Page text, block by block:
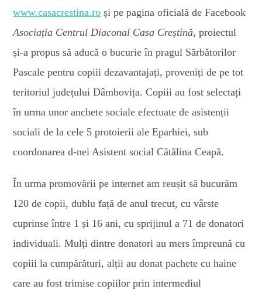
www.casacrestina.ro și pe pagina oficială de Facebook
Asociația Centrul Diaconal Casa Creștină, proiectul
și-a propus să aducă o bucurie în pragul Sărbătorilor
Pascale pentru copiii dezavantajați, proveniți de pe tot
teritoriul județului Dâmbovița. Copiii au fost selectați
în urma unor anchete sociale efectuate de asistenții
sociali de la cele 5 protoierii ale Eparhiei, sub
coordonarea d-nei Asistent social Cătălina Ceapă.
În urma promovării pe internet am reușit să bucurăm
120 de copii, dublu față de anul trecut, cu vârste
cuprinse între 1 și 16 ani, cu sprijinul a 71 de donatori
individuali. Mulți dintre donatori au mers împreună cu
copiii la cumpărături, alții au donat pachete cu haine
care au fost trimise copiilor prin intermediul